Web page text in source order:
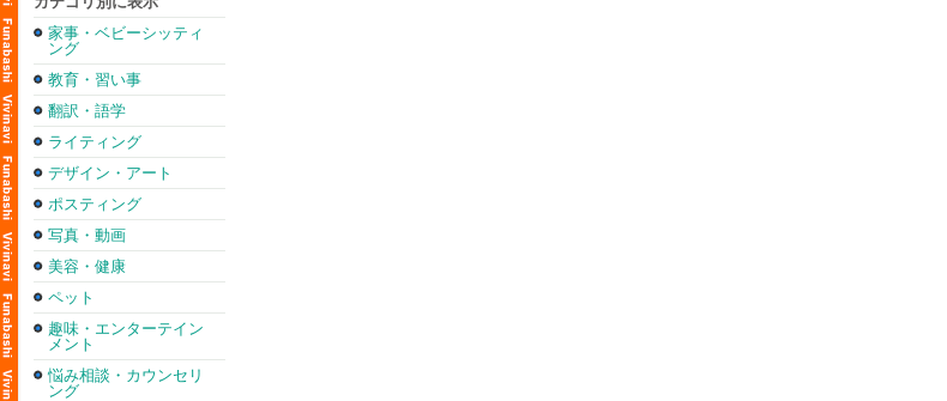
家事・ベビーシッティ
ング
教育・習い事
翻訳・語学
ライティング
デザイン・アート
ポスティング
写真・動画
美容・健康
ペット
趣味・エンターテイン
メント
悩み相談・カウンセリ
ング